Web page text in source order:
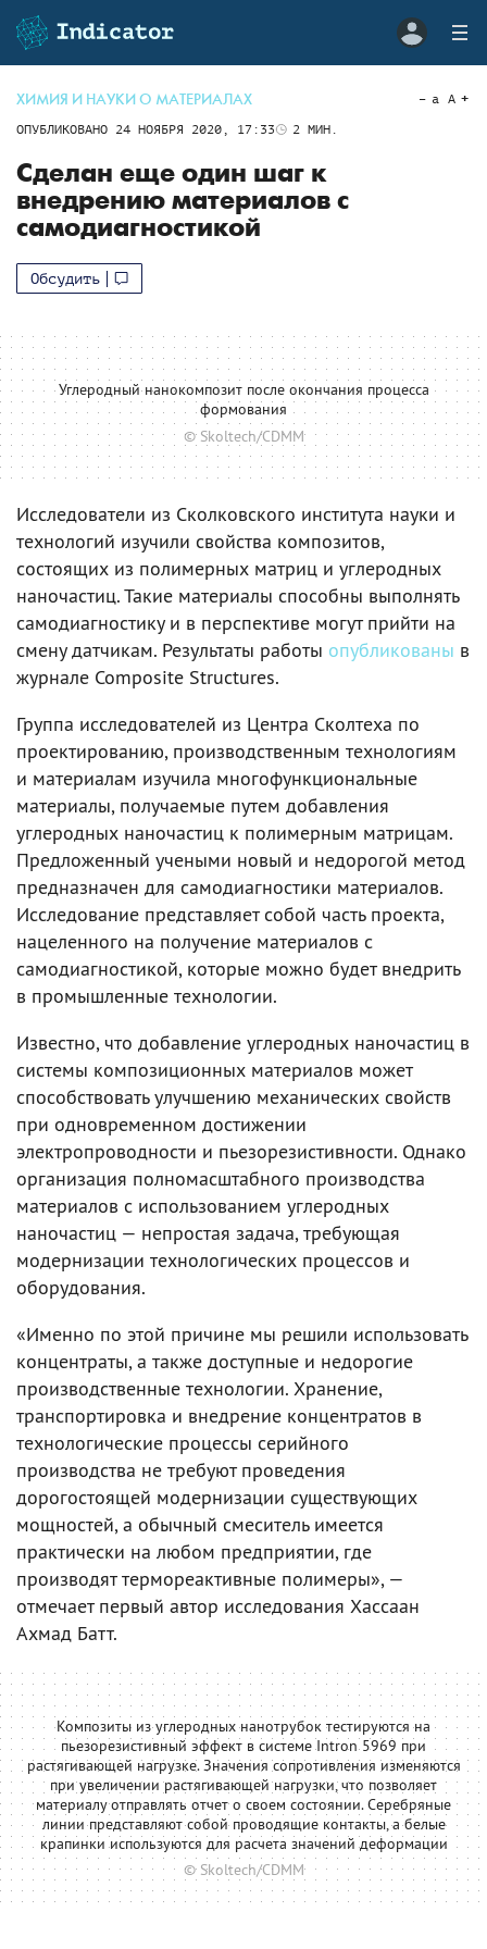
ХИМИЯ И НАУКИ О МАТЕРИАЛАХ
ОПУБЛИКОВАНО 24 НОЯБРЯ 2020, 17:33 2 МИН.
a A
Сделан еще один шаг к
внедрению материалов с
самодиагностикой
Обсудить
Углеродный нанокомпозит после окончания процесса
формования
© Skoltech/CDMM
Исследователи из Сколковского института науки и
технологий изучили свойства композитов,
состоящих из полимерных матриц и углеродных
наночастиц. Такие материалы способны выполнять
самодиагностику и в перспективе могут прийти на
смену датчикам. Результаты работы опубликованы в
журнале Composite Structures.
Группа исследователей из Центра Сколтеха по
проектированию, производственным технологиям
и материалам изучила многофункциональные
материалы, получаемые путем добавления
углеродных наночастиц к полимерным матрицам.
Предложенный учеными новый и недорогой метод
предназначен для самодиагностики материалов.
Исследование представляет собой часть проекта,
нацеленного на получение материалов с
самодиагностикой, которые можно будет внедрить
в промышленные технологии.
Известно, что добавление углеродных наночастиц в
системы композиционных материалов может
способствовать улучшению механических свойств
при одновременном достижении
электропроводности и пьезорезистивности. Однако
организация полномасштабного производства
материалов с использованием углеродных
наночастиц — непростая задача, требующая
модернизации технологических процессов и
оборудования.
«Именно по этой причине мы решили использовать
концентраты, а также доступные и недорогие
производственные технологии. Хранение,
транспортировка и внедрение концентратов в
технологические процессы серийного
производства не требуют проведения
дорогостоящей модернизации существующих
мощностей, а обычный смеситель имеется
практически на любом предприятии, где
производят термореактивные полимеры», —
отмечает первый автор исследования Хассаан
Ахмад Батт.
Композиты из углеродных нанотрубок тестируются на
пьезорезистивный эффект в системе Intron 5969 при
растягивающей нагрузке. Значения сопротивления изменяются
при увеличении растягивающей нагрузки, что позволяет
материалу отправлять отчет о своем состоянии. Серебряные
линии представляют собой проводящие контакты, а белые
крапинки используются для расчета значений деформации
© Skoltech/CDMM